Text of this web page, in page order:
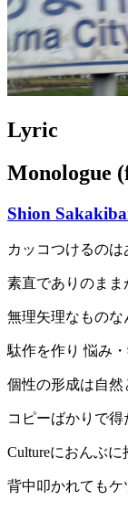
Lyric
Monologue
Shion
カッコつけるの
素直でありのまま
無理矢理なものな
駄作を作り 悩み
個性の形成は自
コピーばかりで
Cultureにおんぶに
背中叩かれても